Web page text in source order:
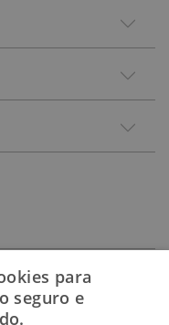
para
seguro e